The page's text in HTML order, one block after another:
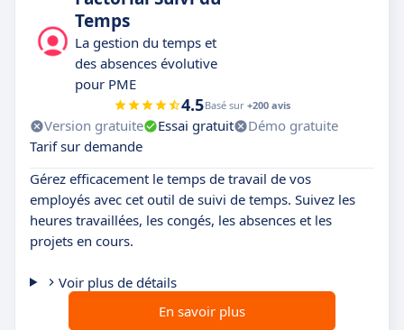
Temps
La gestion du temps et
des absences évolutive
pour PME
4.5Basé sur +200 avis
Version gratuite Essai gratuit
Démo gratuite
Tarif sur demande
Gérez efficacement le temps de travail de vos
employés avec cet outil de suivi de temps. Suivez les
heures travaillées, les congés, les absences et les
projets en cours.
Voir plus de détails
En savoir plus